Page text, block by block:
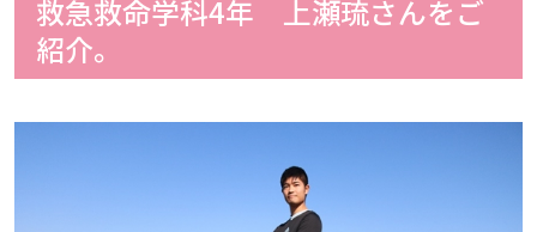
受験生の保護者の方
救急救命学科4年 上瀬琉さんをご
紹介。
2025
2026
メディア掲載